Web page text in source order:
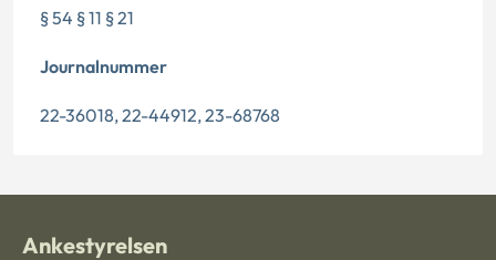
§ 54 § 11 § 21
Journalnummer
22-36018, 22-44912, 23-68768
Ankestyrelsen